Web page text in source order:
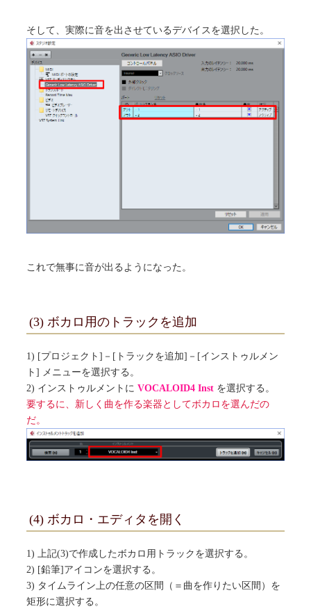
そして、実際に音を出させているデバイスを選択した。
これで無事に音が出るようになった。
(3) ボカロ用のトラックを追加
1) [プロジェクト]－[トラックを追加]－[インストゥルメン
ト] メニューを選択する。
2) インストゥルメントに VOCALOID4 Inst を選択する。
要するに、新しく曲を作る楽器としてボカロを選んだの
だ。
(4) ボカロ・エディタを開く
1) 上記(3)で作成したボカロ用トラックを選択する。
2) [鉛筆]アイコンを選択する。
3) タイムライン上の任意の区間（＝曲を作りたい区間）を
矩形に選択する。